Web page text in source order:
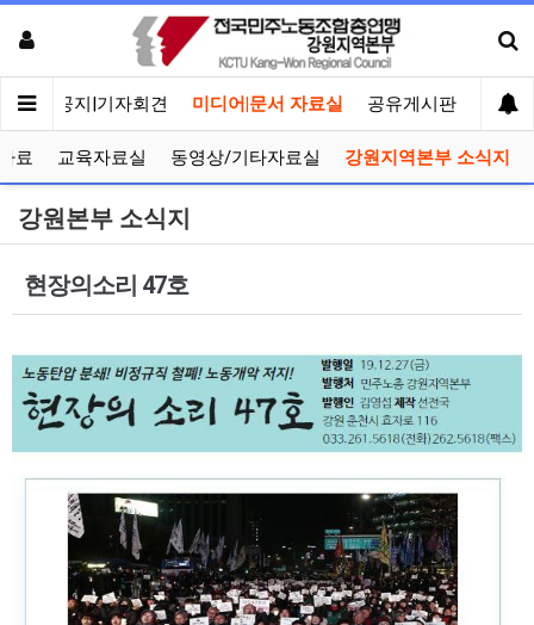
인 공지|기자회견 미디어|문서 자료실 공유게시판 선거
료 교육자료실 동영상/기타자료실 강원지역본부 소식지
강원본부 소식지
현장의소리 47호